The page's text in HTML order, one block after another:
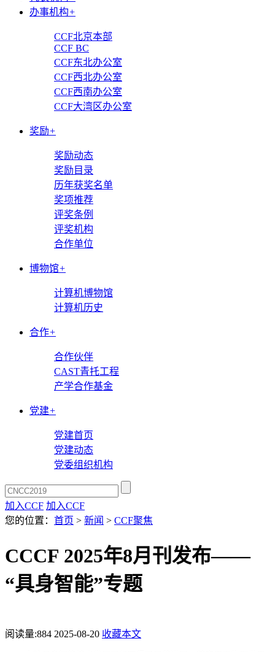
办事机构+
CCF北京本部
CCF BC
CCF东北办公室
CCF西北办公室
CCF西南办公室
CCF大湾区办公室
奖励+
奖励动态
奖励目录
历年获奖名单
奖项推荐
评奖条例
评奖机构
合作单位
博物馆+
计算机博物馆
计算机历史
合作+
合作伙伴
CAST青托工程
产学合作基金
党建+
党建首页
党建动态
党委组织机构
加入CCF 加入CCF
您的位置： 首页 > 新闻 > CCF聚焦
CCCF 2025年8月刊发布——
“具身智能”专题
阅读量:884 2025-08-20 收藏本文